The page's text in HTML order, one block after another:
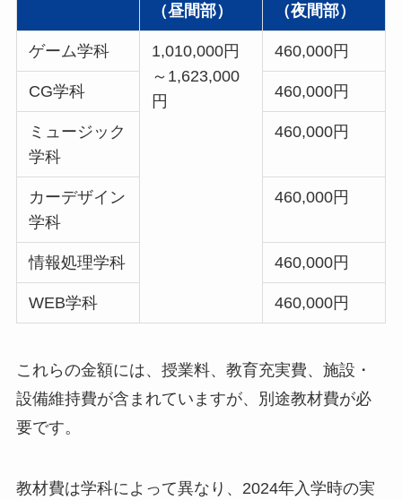
（昼間部）
（夜間部）
ゲーム学科
1,010,000円
～1,623,000
円
460,000円
CG学科 460,000円
ミュージック
学科
460,000円
カーデザイン
学科
460,000円
情報処理学科 460,000円
WEB学科 460,000円
これらの金額には、授業料、教育充実費、施設・
設備維持費が含まれていますが、別途教材費が必
要です。
教材費は学科によって異なり、2024年入学時の実